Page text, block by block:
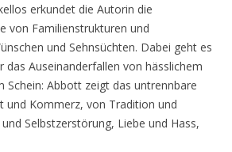
erkundet die Autorin die
von Familienstrukturen und
und Sehnsüchten. Dabei geht es
das Auseinanderfallen von hässlichem
Schein: Abbott zeigt das untrennbare
und Kommerz, von Tradition und
Selbstzerstörung, Liebe und Hass,